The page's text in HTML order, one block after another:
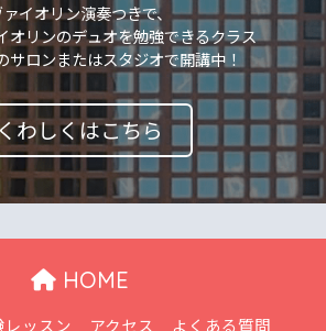
イオリン演奏つきで、
オリンのデュオを勉強できるクラス
サロンまたはスタジオで開講中！
くわしくはこちら
HOME
レッスン アクセス よくある質問